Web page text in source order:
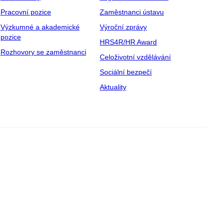
Pracovní pozice
Výzkumné a akademické
pozice
Rozhovory se zaměstnanci
Zaměstnanci ústavu
Výroční zprávy
HRS4R/HR Award
Celoživotní vzdělávání
Sociální bezpečí
Aktuality